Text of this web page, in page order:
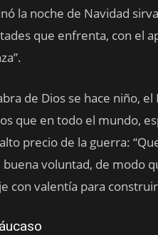
la noche de Navidad
que enfrenta, con el
de Dios se hace niño,
que en todo el mundo,
precio de la guerra:
buena voluntad, de modo
con valentía para